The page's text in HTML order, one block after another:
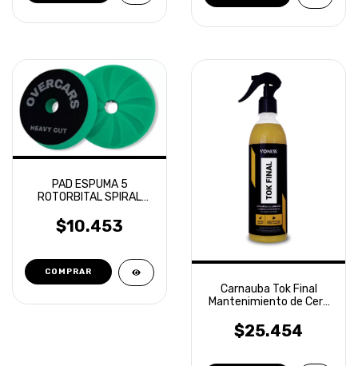
PAD ESPUMA 5
ROTORBITAL SPIRAL
OVERCARS
$10.453
Carnauba Tok Final
Mantenimiento de Cera
$25.454